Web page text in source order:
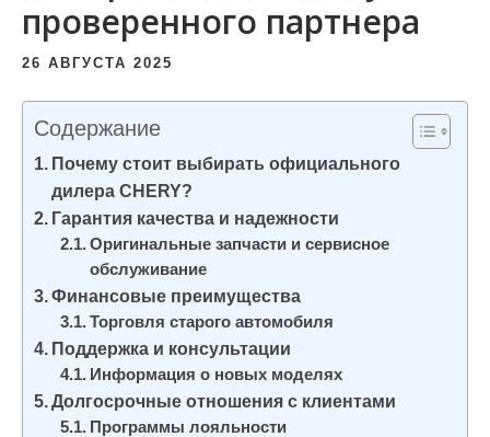
проверенного партнера
26 АВГУСТА 2025
Содержание
Почему стоит выбирать официального
дилера CHERY?
Гарантия качества и надежности
Оригинальные запчасти и сервисное
обслуживание
Финансовые преимущества
Торговля старого автомобиля
Поддержка и консультации
Информация о новых моделях
Долгосрочные отношения с клиентами
Программы лояльности